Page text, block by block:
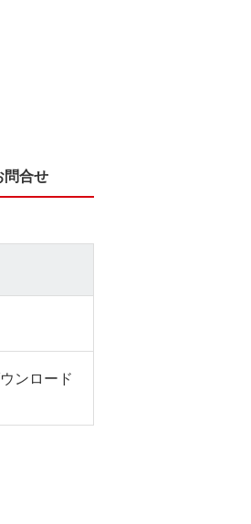
問合せ
ンロード